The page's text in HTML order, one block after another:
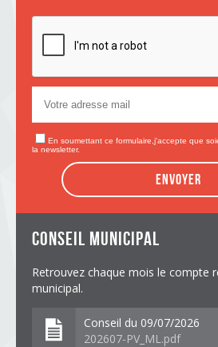
En soumettant ce formulaire,j'accepte que
la newsletter.
Envoyer
conseil municipal
Retrouvez chaque mois le compte
municipal.
Conseil du 09/07/2026
202607-PV_ML.pdf